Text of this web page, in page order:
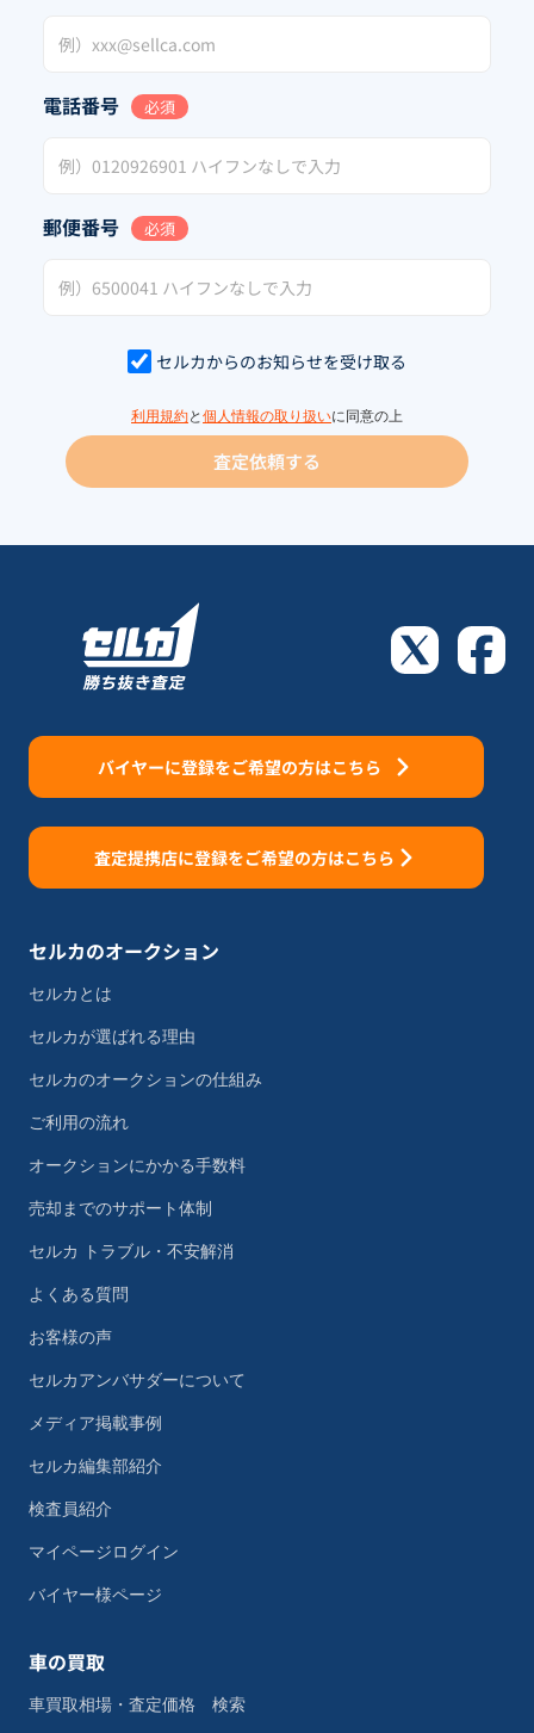
電話番号 必須
郵便番号 必須
セルカからのお知らせを受け取る
利用規約と 個人情報の取り扱いに同意の上
査定依頼する
バイヤーに登録をご希望の方はこちら
査定提携店に登録をご希望の方はこちら
セルカのオークション
セルカとは
セルカが選ばれる理由
セルカのオークションの仕組み
ご利用の流れ
オークションにかかる手数料
売却までのサポート体制
セルカ トラブル・不安解消
よくある質問
お客様の声
セルカアンバサダーについて
メディア掲載事例
セルカ編集部紹介
検査員紹介
マイページログイン
バイヤー様ページ
車の買取
車買取相場・査定価格 検索